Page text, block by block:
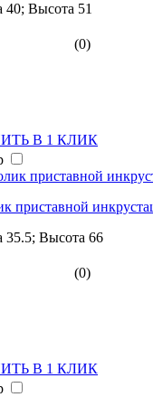
Высота 51
(0)
В 1 КЛИК
приставной
Высота 66
(0)
В 1 КЛИК